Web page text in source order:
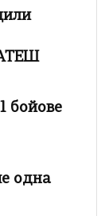
АТЕШ
бойове
одна